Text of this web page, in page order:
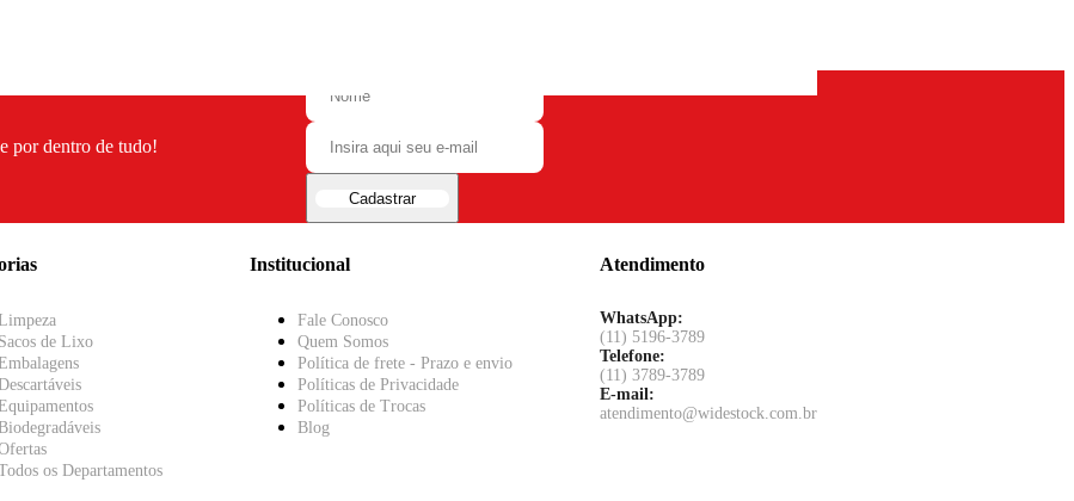
por dentro de tudo!
Cadastrar
Sacos de Lixo
os Departamentos
Institucional
Fale Conosco
Quem Somos
Política de frete - Prazo e envio
Políticas de Privacidade
Políticas de Trocas
Blog
Atendimento
WhatsApp:
(11) 5196-3789
Telefone:
(11) 3789-3789
E-mail:
atendimento@widestock.com.br